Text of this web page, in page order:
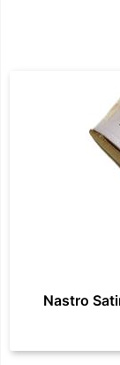
Nastro